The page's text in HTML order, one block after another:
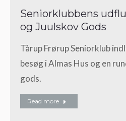
Seniorklubbens
og Juulskov Gods
Tårup Frørup Seniorklub
besøg i Almas Hus og en
gods.
Read more